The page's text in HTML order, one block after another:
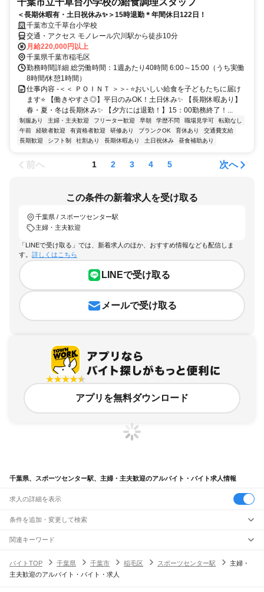
＜長期休暇有・土日祝休み✨＞15時退勤＊年間休日122日！
千葉市立千草台小学校
交通・アクセス モノレール穴川駅から徒歩10分
月給220,000円以上
千葉県千葉市稲毛区
勤務時間詳細 総労働時間：1週あたり40時間 6:00～15:00（うち実働
8時間/休憩1時間）
仕事内容 -＜＜ ＰＯＩＮＴ ＞＞- ⭐おいしい給食を子どもたちに届け
ます⭐ 【働きやすさ◎】平日のみOK！土日休み✨ 【長期休暇あり】
春・夏・冬は長期休み✨ 【夕方には退勤！】15：00勤務終了！...
制服あり 主婦・主夫歓迎 フリーター歓迎 早朝 学歴不問 職場見学可
転勤なし
午前
経験者歓迎 有資格者歓迎 研修あり ブランクOK 育休あり
交通費支給
長期歓迎
シフト制 社割あり 長期休暇あり 土日祝休み 昼食補助あり
前へ 1 2 3 4 5 次へ
この条件の新着求人を受け取る
千葉県 / スポーツセンター駅
主婦・主夫歓迎
「LINEで受け取る」では、新着求人のほか、おすすめ情報なども配信しま
す。 詳しくはこちら
LINEで受け取る
メールで受け取る
アプリを無料ダウンロード
千葉県、スポーツセンター駅、主婦・主夫歓迎のアルバイト・バイト求人情報
求人の詳細を表示
条件を追加・変更して検索
市区町村を追加・変更
千葉県すべて
千葉市すべて
駅を追加・変更
職種を追加・変更
関連キーワード
バイトTOP
千葉県 千葉市 稲毛区 スポーツセンター駅
主婦・
主夫歓迎のアルバイト・バイト・求人